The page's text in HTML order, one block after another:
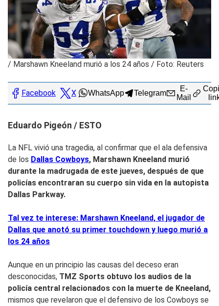
/ Marshawn Kneeland murió a los 24 años / Foto: Reuters
Facebook X WhatsApp Telegram
E-
Mail
Eduardo Pigeón / ESTO
La NFL vivió una tragedia, al confirmar que el ala defensiva
de los Dallas Cowboys, Marshawn Kneeland murió
durante la madrugada de este jueves, después de que
policías encontraran su cuerpo sin vida en la autopista
Dallas Parkway.
Tal vez te interese: Marshawn Kneeland, el jugador de
Dallas que anotó su primer touchdown y luego murió a
los 24 años
Aunque en un principio las causas del deceso eran
desconocidas, TMZ Sports obtuvo los audios de la
policía central relacionados con la muerte de Kneeland,
mismos que revelaron que el defensivo de los Cowboys se